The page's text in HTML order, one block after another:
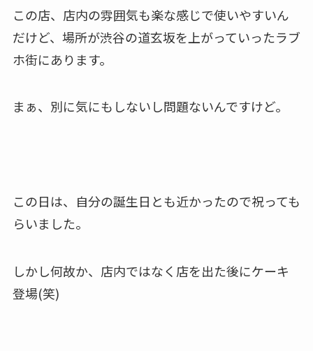
この店、店内の雰囲気も楽な感じで使いやすいん
だけど、場所が渋谷の道玄坂を上がっていったラブ
ホ街にあります。
まぁ、別に気にもしないし問題ないんですけど。
この日は、自分の誕生日とも近かったので祝っても
らいました。
しかし何故か、店内ではなく店を出た後にケーキ
登場(笑)